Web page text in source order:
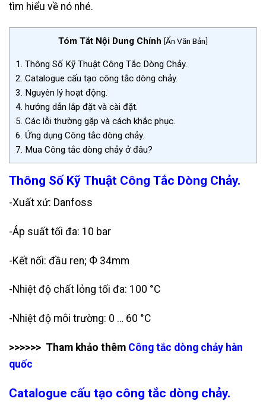
tìm hiểu về nó nhé.
Tóm Tắt Nội Dung Chính [Ẩn Văn Bản]
1. Thông Số Kỹ Thuật Công Tắc Dòng Chảy.
2. Catalogue cấu tạo công tắc dòng chảy.
3. Nguyên lý hoạt động.
4. hướng dẫn lắp đặt và cài đặt.
5. Các lỗi thường gặp và cách khắc phục.
6. Ứng dụng Công tắc dòng chảy.
7. Mua Công tắc dòng chảy ở đâu?
Thông Số Kỹ Thuật Công Tắc Dòng Chảy.
-Xuất xứ: Danfoss
-Áp suất tối đa: 10 bar
-Kết nối: đầu ren; Ф 34mm
-Nhiệt độ chất lỏng tối đa: 100 °C
-Nhiệt độ môi trường: 0 … 60 °C
>>>>>> Tham khảo thêm Công tắc dòng chảy hàn
quốc
Catalogue cấu tạo công tắc dòng chảy.